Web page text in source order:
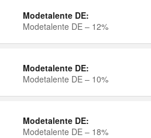
Modetalente DE:
Modetalente DE – 12%
Modetalente DE:
Modetalente DE – 10%
Modetalente DE:
Modetalente DE – 18%